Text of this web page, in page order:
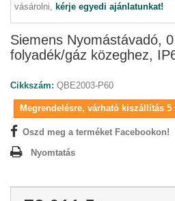
vásárolni, kérje egyedi ajánlatunkat!
Siemens Nyomástávadó,
folyadék/gáz közeghez,
Cikkszám: QBE2003-P60
Megrendelésre, várható kiszállítás 5
Oszd meg a terméket Facebookon!
Nyomtatás